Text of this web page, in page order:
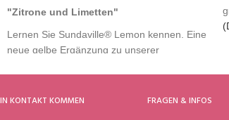
"Zitrone und Limetten"
Lernen Sie Sundaville® Lemon kennen. Eine
neue gelbe Ergänzung zu unserer
mit vielen Blumen überschütten. Und obwohl
IN KONTAKT KOMMEN FRAGEN & INFOS